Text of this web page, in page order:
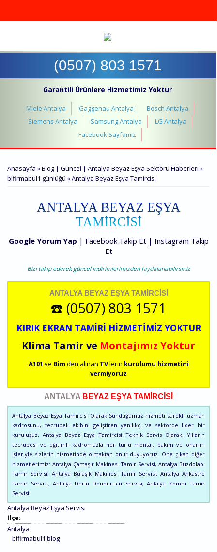
(0507) 803 1571
Garantili Ürünlere Hizmetimiz Yoktur
Miele Antalya Gaggenau Antalya
Bosch Antalya
Siemens Antalya
Samsung Antalya
LG Antalya
Facebook Sayfamız
BURADASINIZ
Anasayfa »Blog | Güncel | Antalya Beyaz Eşya Sektörü Haberleri »
bifirmabul1 günlüğü » Antalya Beyaz Eşya Tamircisi
ANTALYA BEYAZ EŞYA
TAMIRCISI
Google Yorum Yap | Facebook Takip Et| Instagram Takip
Et
Bizi takip ederek güncel indirimlerimizden faydalanabilirsiniz
ANTALYA BEYAZ EŞYA TAMIRCISI
☎️ (0507) 803 1571
KIRIK EKRAN TAMİRİ HİZMETİMİZ YOKTUR
Klima Tamir ve Montajımız Yoktur
A101 ve Bim den alınan TVlerin kurulumu hizmetini
vermiyoruz
ANTALYA BEYAZ EŞYA TAMİRCİSİ
Antalya Beyaz Eşya Tamircisi Olarak Sunduğumuz hizmeti sürekli uzman
kadrosunu, tecrübeli ekibini geliştiren yenilikçi ve sektörde lider bir
kuruluşuz. Antalya Beyaz Eşya Tamircisi Teknik Servis Olarak, Yılların
tecrübesi ve eğitimli kadromuzla her türlü montaj, bakım ve onarım
işleriyle sizlerin hizmetinde olmaktan onur duyuyoruz. Öne çıkan diğer
hizmetlerimiz: Antalya Çamaşır Makinesi Tamir Servisi, Antalya Buzdolabı
Tamir Servisi, Antalya Bulaşık Makinesi Tamir Servisi, Antalya Ankastre
Tamir Servisi, Antalya Derin Dondurucu Servisi, Antalya Kombi Tamir
Servisi
Antalya Beyaz Eşya Servisi
İlçe:
Antalya
bifirmabul1 blog